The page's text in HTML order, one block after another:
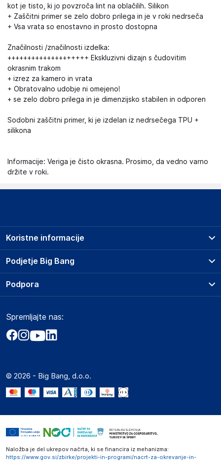
kot je tisto, ki jo povzroča lint na oblačilih. Silikon
+ Zaščitni primer se zelo dobro prilega in je v roki nedrseča
+ Vsa vrata so enostavno in prosto dostopna
Značilnosti /značilnosti izdelka:
++++++++++++++++++++ Ekskluzivni dizajn s čudovitim
okrasnim trakom
+ izrez za kamero in vrata
+ Obratovalno udobje ni omejeno!
+ se zelo dobro prilega in je dimenzijsko stabilen in odporen
Sodobni zaščitni primer, ki je izdelan iz nedrsečega TPU +
silikona
Informacije: Veriga je čisto okrasna. Prosimo, da vedno varno
držite v roki.
Podjetje Big Bang
O podjetju
Obvestila za javnost
Akt o digitalnih storitvah
Marketplace za partnerje
Novosti
Koristne informacije
Prodajna mesta
Storitve
Dostava, vnos in odvoz
Zavarovanje izdelkov
Podpora
Marketplace
Kako oddati naročilo?
Spremljajte nas:
© 2026 - Big Bang, d.o.o.
Naložba je del ukrepov načrta, ki se financira iz mehanizma:
https://www.gov.si/zbirke/projekti-in-programi/nacrt-za-okrevanje-in-